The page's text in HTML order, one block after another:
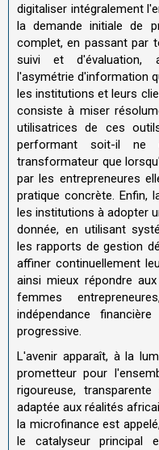
digitaliser intégralement
la demande initiale de
complet, en passant par
suivi et d'évaluation,
l'asymétrie d'information
les institutions et leurs
consiste à miser
utilisatrices de ces
performant soit-il ne
transformateur que
par les entrepreneures
pratique concrète. Enfin,
les institutions à adopter
donnée, en utilisant
les rapports de gestion
affiner continuellement
ainsi mieux répondre
femmes
indépendance
progressive.
L'avenir apparaît, à la
prometteur pour
rigoureuse,
adaptée aux réalités
la microfinance est
le catalyseur principal